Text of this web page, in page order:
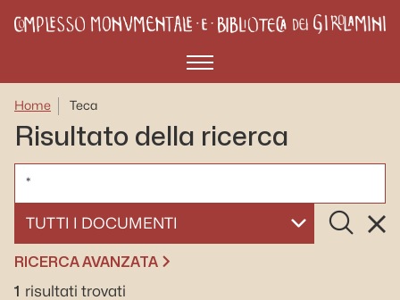
Menù
Home Teca
Risultato della ricerca
SELEZIONA UN DOCUMENTO
Cerca
RICERCA AVANZATA
1 risultati trovati